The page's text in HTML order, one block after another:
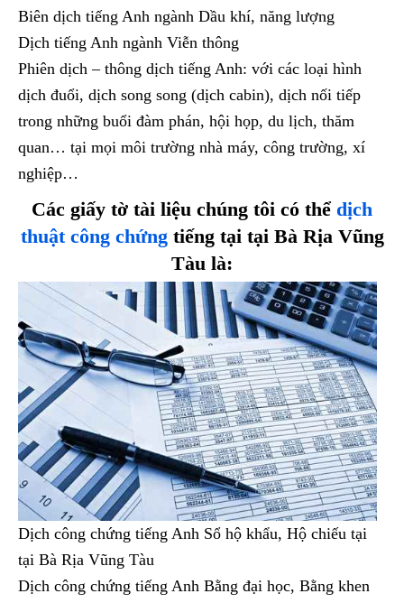
Biên dịch tiếng Anh ngành Dầu khí, năng lượng
Dịch tiếng Anh ngành Viễn thông
Phiên dịch – thông dịch tiếng Anh: với các loại hình
dịch đuổi, dịch song song (dịch cabin), dịch nối tiếp
trong những buổi đàm phán, hội họp, du lịch, thăm
quan… tại mọi môi trường nhà máy, công trường, xí
nghiệp…
Các giấy tờ tài liệu chúng tôi có thể dịch
thuật công chứngtiếng tại tại Bà Rịa Vũng
Tàu là:
Dịch công chứng tiếng Anh Sổ hộ khẩu, Hộ chiếu tại
tại Bà Rịa Vũng Tàu
Dịch công chứng tiếng Anh Bằng đại học, Bằng khen